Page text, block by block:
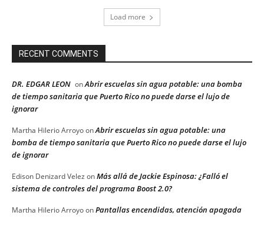
Load more
RECENT COMMENTS
DR. EDGAR LEON onAbrir escuelas sin agua potable: una bomba
de tiempo sanitaria que Puerto Rico no puede darse el lujo de
ignorar
Martha Hilerio ArroyoonAbrir escuelas sin agua potable: una
bomba de tiempo sanitaria que Puerto Rico no puede darse el lujo
de ignorar
Edison Denizard Velez onMás allá de Jackie Espinosa: ¿Falló el
sistema de controles del programa Boost 2.0?
Martha Hilerio ArroyoonPantallas encendidas, atención apagada